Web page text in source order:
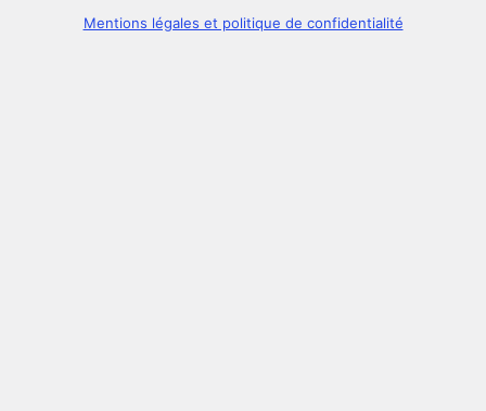
Mentions légales et politique de confidentialité